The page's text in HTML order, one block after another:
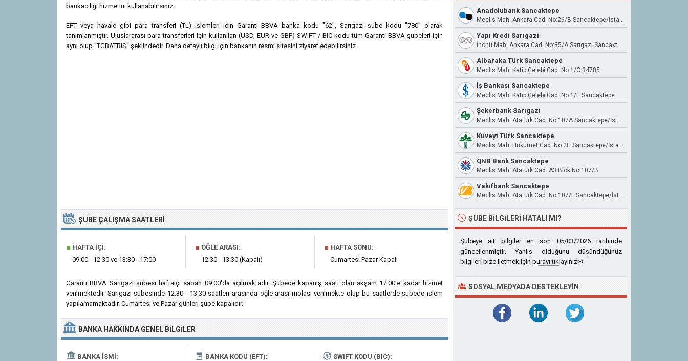
bankacılığı hizmetini kullanabilirsiniz.
EFT veya havale gibi para transferi (TL) işlemleri için Garanti BBVA banka kodu "62", Sarıgazi şube kodu "780" olarak
tanımlanmıştır. Uluslararası para transferleri için kullanılan (USD, EUR ve GBP) SWIFT / BIC kodu tüm Garanti BBVA şubeleri için
aynı olup "TGBATRIS" şeklindedir. Daha detaylı bilgi için bankanın resmi sitesini ziyaret edebilirsiniz.
ŞUBE ÇALIŞMA SAATLERI
■ HAFTA İÇI:
09:00 - 12:30 ve 13:30 - 17:00
■ ÖĞLE ARASI:
12:30 - 13:30 (Kapalı)
■ HAFTA SONU:
Cumartesi Pazar Kapalı
Garanti BBVA Sarıgazi şubesi haftaiçi sabah 09:00'da açılmaktadır. Şubede kapanış saati olan akşam 17:00'e kadar hizmet
verilmektedir. Sarıgazi şubesinde 12:30 - 13:30 saatleri arasında öğle arası molası verilmekte olup bu saatlerde şubede işlem
yapılamamaktadır. Cumartesi ve Pazar günleri şube kapalıdır.
BANKA HAKKINDA GENEL BILGILER
BANKA İSMI:
BANKA KODU (EFT):
SWIFT KODU (BIC):
Anadolubank Sancaktepe
Meclis Mah. Ankara Cad. No:26/B Sancaktepe/İstanbul
Yapı Kredi Sarıgazi
İnönü Mah. Ankara Cad. No:35/A Sarıgazi Sancaktepe / İstanbul
Albaraka Türk Sancaktepe
Meclis Mah. Katip Çelebi Cad. No:1/C 34785
İş Bankası Sancaktepe
Meclis Mah. Katip Çelebi Cad. No:1/E Sancaktepe
Şekerbank Sarıgazi
Meclis Mah. Atatürk Cad. No:107A Sancaktepe/İstanbul
Kuveyt Türk Sancaktepe
Meclis Mah. Hükümet Cad. No:2H Sancaktepe/İstanbul
QNB Bank Sancaktepe
Meclis Mah. Atatürk Cad. A3 Blok No:107/B
Vakıfbank Sancaktepe
Meclis Mah. Atatürk Cad. No:107/F Sancaktepe/İstanbul
ŞUBE BILGILERI HATALI MI?
Şubeye ait bilgiler en son 05/03/2026 tarihinde
güncellenmiştir. Yanlış olduğunu düşündüğünüz
bilgileri bize iletmek için burayı tıklayınız✉
SOSYAL MEDYADA DESTEKLEYIN